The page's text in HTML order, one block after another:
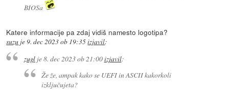
BIOSa
Katere informacije pa zdaj vidiš namesto logotipa?
suzu je9. dec 2023 ob 19:35izjavil:
zuglje8. dec 2023 ob 21:00izjavil:
Že že, ampak kako se UEFI in ASCII kakorkoli
izključujeta?